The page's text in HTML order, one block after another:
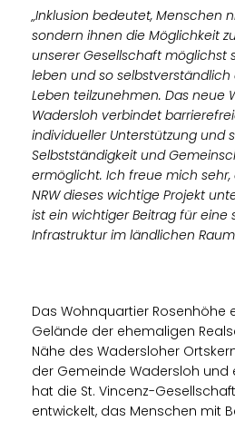
Inklusion bedeutet, Menschen
sondern ihnen die Möglichkeit
unserer Gesellschaft möglichst
leben und so
Leben teilzunehmen. Das neue
Wadersloh verbindet
individueller Unterstützung und
Selbstständigkeit und
ermöglicht. Ich freue mich sehr,
NRW dieses wichtige Projekt
ist ein wichtiger Beitrag für eine
Infrastruktur im ländlichen
Das Wohnquartier Rosenhöhe
Gelände der ehemaligen
Nähe des Wadersloher
der Gemeinde Wadersloh und
hat die St. Vincenz-
entwickelt, das Menschen mit